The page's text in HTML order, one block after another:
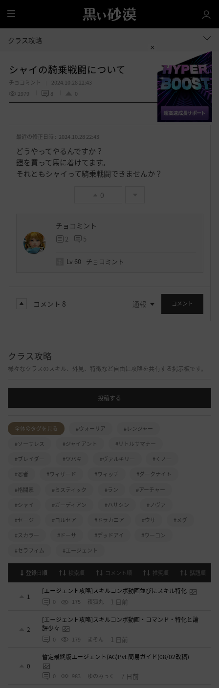
全
体
クラス攻略
シャイの騎乗戦闘について
チョコミント
2024.10.28 22:43
2979
8 0
お 共有する
最近の修正日時 : 2024.10.28 22:43
どうやってやるんですか？
鐙を買って馬に着けてます。
それともシャイって騎乗戦闘できませんか？
0
チョコミント
2 5
Lv 60 チョコミント
コメント 8 通報 コメント
クラス攻略
様々なクラスのスキル、外見、特徴など自由に攻略を共有する掲示板です。
投稿する
全体のタグを見る #ウォーリア
#レンジャー
#ソーサレス
#ジャイアント
#リトルサマナー
#ブレイダー
#ツバキ #ヴァルキリー
#くノ一
#忍者
#ウィザード #ウィッチ
#ダークナイト
#格闘家
#ミスティック #ラン
#アーチャー
#シャイ
#ガーディアン #ハサシン
#ノヴァ
#セージ
#コルセア #ドラカニア #ウサ
#メグ
#スカラー
#ドーサ #デッドアイ
#ウーコン
#セラフィム
#エージェント
登録日順 検索順 コメント順 推奨順 話題順
1
[エージェント攻略]スキルコンボ動画並びにスキル特化
0 175 夜狐丸 1 日前
2
[エージェント攻略]スキルコンボ動画・コマンド・特化と論
評少々
0 179 まそん 1 日前
0
暫定最終版エージェント(AG)PvE簡易ガイド(08/02改稿)
0 983 ゆのみっく 7 日前